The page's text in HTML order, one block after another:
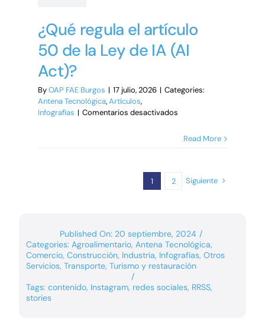
no
es
la
¿Qué regula el artículo
50 de la Ley de IA (AI
Act)?
ByOAP FAE Burgos | 17 julio, 2026 | Categories:
Antena Tecnológica,Artículos,
Infografías | Comentarios desactivadosen
regula
Act)?
Read More
1 2 Siguiente
Published On: 20 septiembre, 2024 /
Categories: Agroalimentario, Antena Tecnológica,
Comercio, Construcción, Industria, Infografías, Otros
Servicios, Transporte, Turismo y restauración
/
Tags: contenido, Instagram, redes sociales, RRSS,
stories